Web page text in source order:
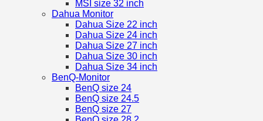
MSI size 32 inch
Dahua Monitor
Dahua Size 22 inch
Dahua Size 24 inch
Dahua Size 27 inch
Dahua Size 30 inch
Dahua Size 34 inch
BenQ-Monitor
BenQ size 24
BenQ size 24.5
BenQ size 27